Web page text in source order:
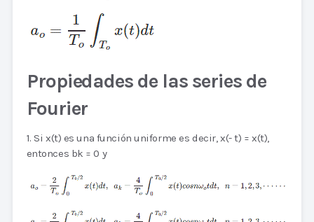
Propiedades de las series de
Fourier
1. Si x(t) es una función uniforme es decir, x(- t) = x(t),
entonces bk = 0 y